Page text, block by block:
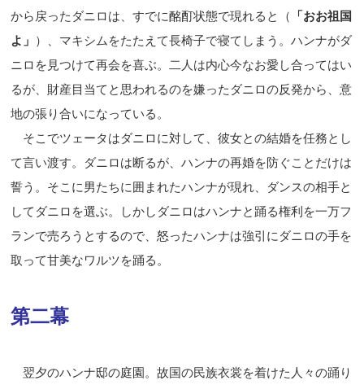
から戻ったダニロは、すでに酩酊状態で現れると（
「おお祖国
よ」 ）、マキシムをたたえて長椅子で寝てしまう。ハンナがダ
ニロを見つけて再会を喜ぶ。二人は内心今なお愛し合ってはい
るが、財産目当てと思われるのを嫌ったダニロの反発から、意
地の張り合いになっている。
そこでツェータはダニロに対して、彼女との結婚を任務とし
て言い渡す。ダニロは断るが、ハンナの再婚を防ぐことだけは
誓う。そこに男たちに囲まれたハンナが現れ、ダンスの相手と
してダニロを選ぶ。しかしダニロはハンナと踊る権利を一万フ
ランで売ろうとするので、怒ったハンナは強引にダニロの手を
取って甘美なワルツを踊る。
第二幕
翌夕のハンナ邸の庭園。故国の民族衣裳を着けた人々の踊り